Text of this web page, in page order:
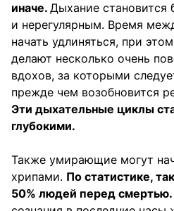
иначе. Дыхание становится
и нерегулярным. Время
начать удлиняться, при
делают несколько очень
вдохов, за которыми
прежде чем возобновится
Эти дыхательные циклы
глубокими.
Также умирающие могут
хрипами. По статистике,
50% людей перед смертью.